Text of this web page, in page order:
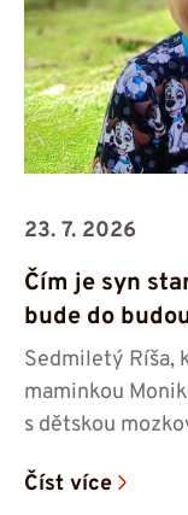
23. 7. 2026
Čím je syn
bude do
Sedmiletý Ríša,
maminkou
s dětskou
Číst více